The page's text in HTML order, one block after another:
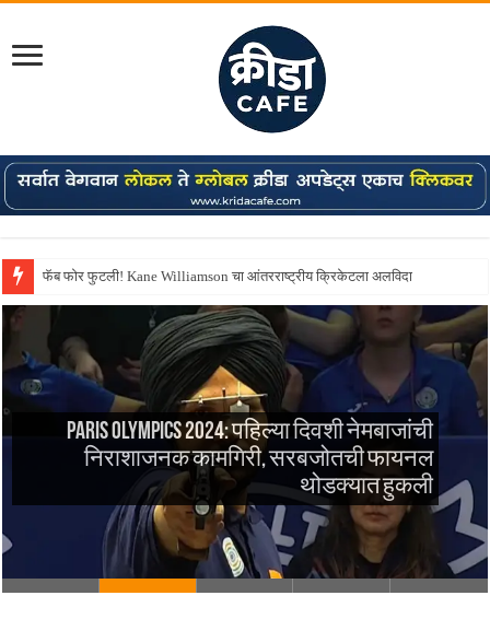
फॅब फोर फुटली! Kane Williamson चा आंतरराष्ट्रीय क्रिकेटला अलविदा
Shreyas Iyer कॅप्टन झाला! टी20 ची पुन्हा मुंबईकराच्या खांद्यावर, एशियन गेम्स…
Paris Olympics 2024: पहिल्या दिवशी नेमबाजांची
निराशाजनक कामगिरी, सरबजोतची फायनल
थोडक्यात हुकली